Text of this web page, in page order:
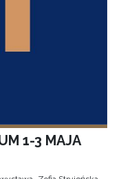
1-3 MAJA